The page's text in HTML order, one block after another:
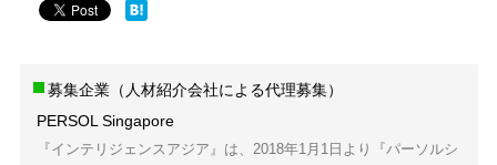
募集企業（人材紹介会社による代理募集）
PERSOL Singapore
『インテリジェンスアジア』は、2018年1月1日より『パーソルシ